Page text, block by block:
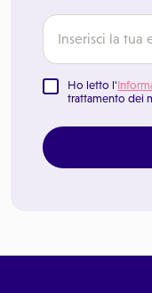
Ho letto l'
trattamento dei